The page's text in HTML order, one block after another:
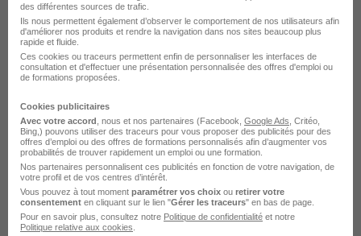
AJP Immobilier
Rennes - 35
Assistant Gérance CDD H/F
Lamy
des différentes sources de trafic.
Ils nous permettent également d’observer le comportement de nos utilisateurs afin
d'améliorer nos produits et rendre la navigation dans nos sites beaucoup plus
rapide et fluide.
Ces cookies ou traceurs permettent enfin de personnaliser les interfaces de
consultation et d'effectuer une présentation personnalisée des offres d'emploi ou
de formations proposées.
Cookies publicitaires
Avec votre accord , nous et nos partenaires (Facebook, Google Ads , Critéo,
Bing,) pouvons utiliser des traceurs pour vous proposer des publicités pour des
offres d’emploi ou des offres de formations personnalisés afin d’augmenter vos
probabilités de trouver rapidement un emploi ou une formation.
Nos partenaires personnalisent ces publicités en fonction de votre navigation, de
votre profil et de vos centres d’intérêt.
Vous pouvez à tout moment paramétrer vos choix ou retirer votre
consentement en cliquant sur le lien "Gérer les traceurs" en bas de page.
Pour en savoir plus, consultez notre Politique de confidentialité et notre
Politique relative aux cookies